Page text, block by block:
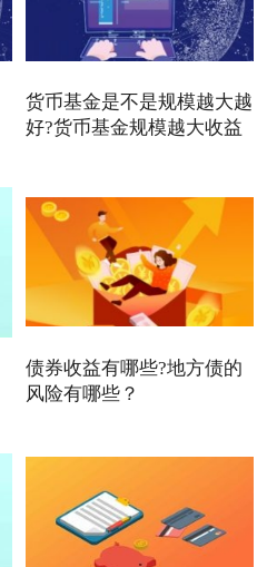
货币基金是不是规模越大越
好?货币基金规模越大收益
债券收益有哪些?地方债的
风险有哪些？